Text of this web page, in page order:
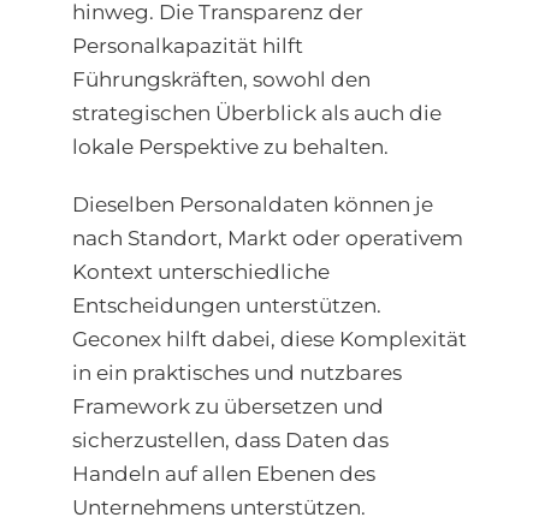
hinweg. Die Transparenz der
Personalkapazität hilft
Führungskräften, sowohl den
strategischen Überblick als auch die
lokale Perspektive zu behalten.
Dieselben Personaldaten können je
nach Standort, Markt oder operativem
Kontext unterschiedliche
Entscheidungen unterstützen.
Geconex hilft dabei, diese Komplexität
in ein praktisches und nutzbares
Framework zu übersetzen und
sicherzustellen, dass Daten das
Handeln auf allen Ebenen des
Unternehmens unterstützen.